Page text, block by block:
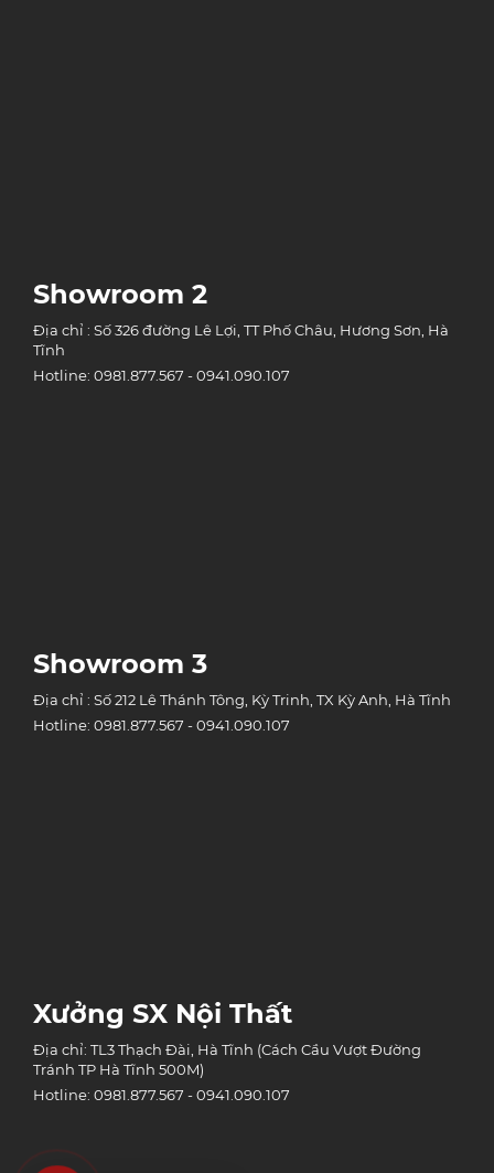
Showroom 2
Địa chỉ : Số 326 đường Lê Lợi, TT Phố Châu, Hương Sơn, Hà
Tĩnh
Hotline: 0981.877.567 - 0941.090.107
Showroom 3
Địa chỉ : Số 212 Lê Thánh Tông, Kỳ Trinh, TX Kỳ Anh, Hà Tĩnh
Hotline: 0981.877.567 - 0941.090.107
Xưởng SX Nội Thất
Địa chỉ: TL3 Thạch Đài, Hà Tĩnh (Cách Cầu Vượt Đường
Tránh TP Hà Tĩnh 500M)
Hotline: 0981.877.567 - 0941.090.107